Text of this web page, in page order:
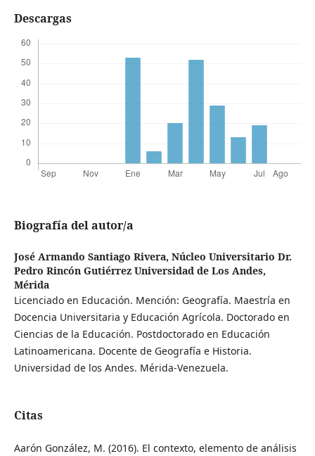
Descargas
Biografía del autor/a
José Armando Santiago Rivera, Núcleo Universitario Dr.
Pedro Rincón Gutiérrez Universidad de Los Andes,
Mérida
Licenciado en Educación. Mención: Geografía. Maestría en
Docencia Universitaria y Educación Agrícola. Doctorado en
Ciencias de la Educación. Postdoctorado en Educación
Latinoamericana. Docente de Geografía e Historia.
Universidad de los Andes. Mérida-Venezuela.
Citas
Aarón González, M. (2016). El contexto, elemento de análisis